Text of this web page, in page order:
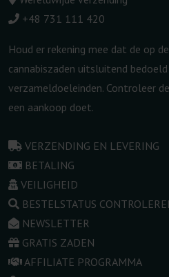
+48 731 111 420
Houd er rekening mee dat de op
cannabiszaden uitsluitend
verzameldoeleinden. Controleer
een aankoop doet.
VERZENDING EN LEVERING
BETALING
VEILIGHEID
BESTELSTATUS
NEWSLETTER
GRATIS ZADEN
AFFILIATE PROGRAMMA